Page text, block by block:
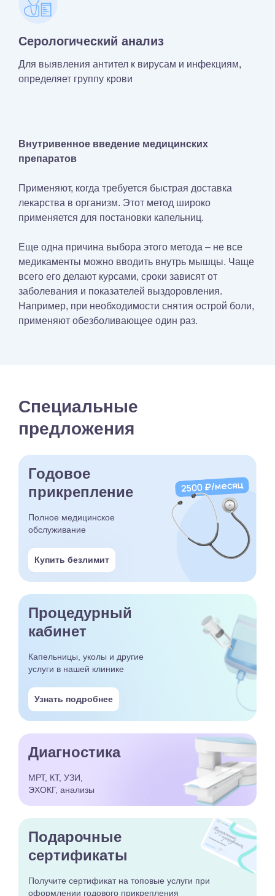
Серологический анализ
Для выявления антител к вирусам и инфекциям,
определяет группу крови
Внутривенное введение медицинских
препаратов
Применяют, когда требуется быстрая доставка
лекарства в организм. Этот метод широко
применяется для постановки капельниц.
Еще одна причина выбора этого метода – не все
медикаменты можно вводить внутрь мышцы. Чаще
всего его делают курсами, сроки зависят от
заболевания и показателей выздоровления.
Например, при необходимости снятия острой боли,
применяют обезболивающее один раз.
Специальные
предложения
Годовое
прикрепление
Полное медицинское
обслуживание
Купить безлимит
Процедурный
кабинет
Капельницы, уколы и другие
услуги в нашей клинике
Узнать подробнее
Диагностика
МРТ, КТ, УЗИ,
ЭХОКГ, анализы
Подарочные
сертификаты
Получите сертификатна топовые услуги при
оформлении годового прикрепления